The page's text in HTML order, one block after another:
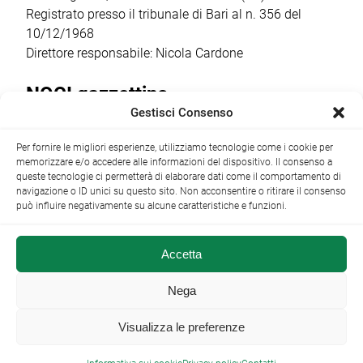
sceneggiatrice […]
Registrato presso il tribunale di Bari al n. 356 del
10/12/1968
Direttore responsabile: Nicola Cardone
NOCI gazzettino
+39 080 4979274|info@nocigazzettino.it Contatti|
Archivio
NOCI gazzettino.it ©2014 •
Gestisci Consenso
Per fornire le migliori esperienze, utilizziamo tecnologie come i cookie per
memorizzare e/o accedere alle informazioni del dispositivo. Il consenso a
queste tecnologie ci permetterà di elaborare dati come il comportamento di
navigazione o ID unici su questo sito. Non acconsentire o ritirare il consenso
può influire negativamente su alcune caratteristiche e funzioni.
Accetta
Nega
Visualizza le preferenze